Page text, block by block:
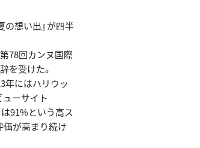
の想い出』が四半
78回カンヌ国際
を受けた。
年にはハリウッ
ューサイト
91%という高ス
価が高まり続け